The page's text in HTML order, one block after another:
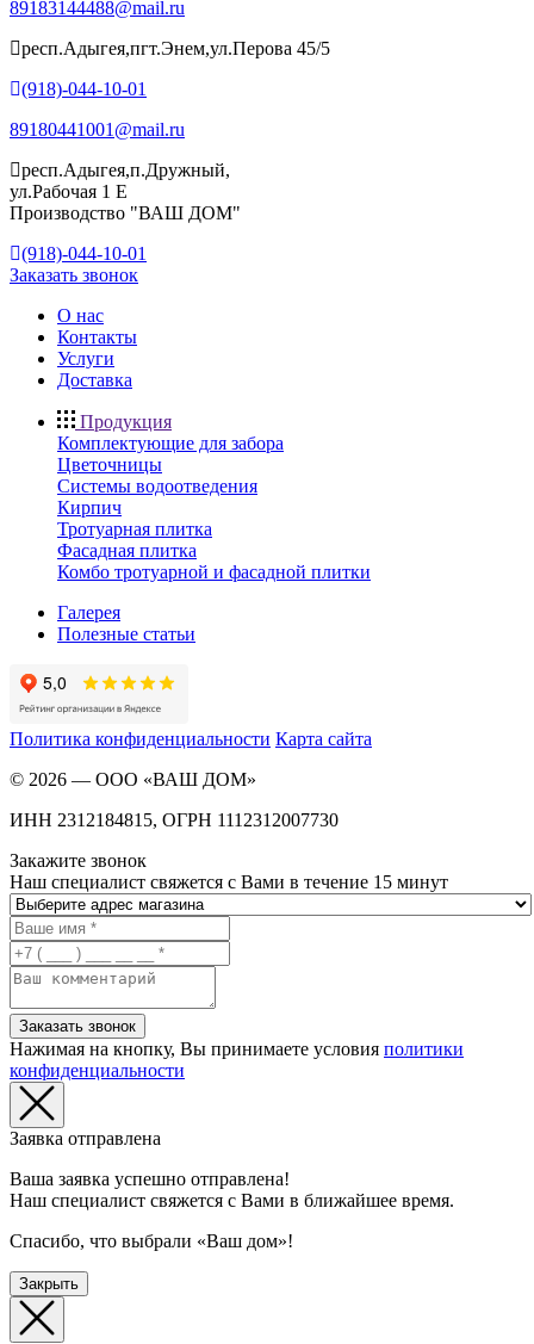
89183144488@mail.ru
респ.Адыгея,пгт.Энем,ул.Перова 45/5
(918)-044-10-01
89180441001@mail.ru
респ.Адыгея,п.Дружный,
ул.Рабочая 1 Е
Производство "ВАШ ДОМ"
(918)-044-10-01
Заказать звонок
О нас
Контакты
Услуги
Доставка
Продукция
Комплектующие для забора
Цветочницы
Системы водоотведения
Кирпич
Тротуарная плитка
Фасадная плитка
Комбо тротуарной и фасадной плитки
Галерея
Полезные статьи
Политика конфиденциальности Карта сайта
© 2026 — ООО «ВАШ ДОМ»
ИНН 2312184815, ОГРН 1112312007730
Закажите звонок
Наш специалист свяжется с Вами в течение 15 минут
Заказать звонок
Нажимая на кнопку, Вы принимаете условия политики
конфиденциальности
Заявка отправлена
Ваша заявка успешно отправлена!
Наш специалист свяжется с Вами в ближайшее время.
Спасибо, что выбрали «Ваш дом»!
Закрыть